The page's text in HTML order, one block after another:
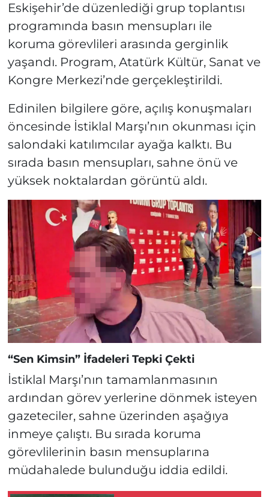
Eskişehir’de düzenlediği grup toplantısı
programında basın mensupları ile
koruma görevlileri arasında gerginlik
yaşandı. Program, Atatürk Kültür, Sanat ve
Kongre Merkezi’nde gerçekleştirildi.
Edinilen bilgilere göre, açılış konuşmaları
öncesinde İstiklal Marşı’nın okunması için
salondaki katılımcılar ayağa kalktı. Bu
sırada basın mensupları, sahne önü ve
yüksek noktalardan görüntü aldı.
“Sen Kimsin” İfadeleri Tepki Çekti
İstiklal Marşı’nın tamamlanmasının
ardından görev yerlerine dönmek isteyen
gazeteciler, sahne üzerinden aşağıya
inmeye çalıştı. Bu sırada koruma
görevlilerinin basın mensuplarına
müdahalede bulunduğu iddia edildi.